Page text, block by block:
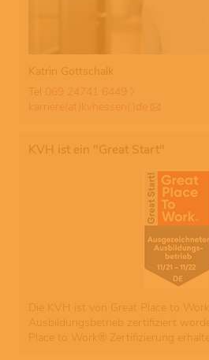
Katrin Gottschalk
Tel 069 24741 6449
karriere(at)kvhessen(.)de
KVH ist ein "Great Start"
Die KVH ist von Great Place to
Ausbildungsbetrieb zertifiziert
Place to Work® Zertifizierung